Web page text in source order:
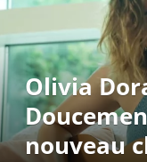
Olivia
nouveau